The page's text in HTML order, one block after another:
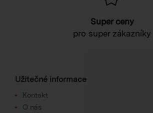
Super ceny
pro super zákazníky
Užitečné informace
Kontakt
O nás